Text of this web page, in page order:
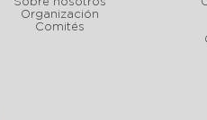
Sobre nosotros
Organización
Comités